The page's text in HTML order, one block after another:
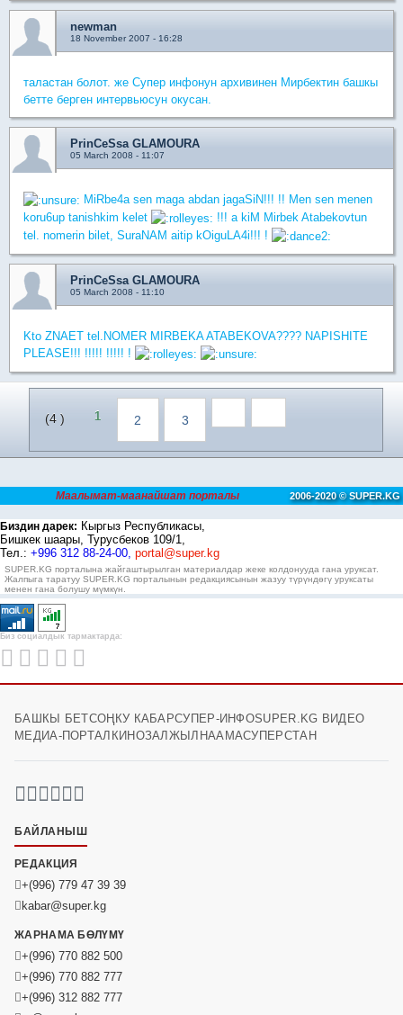
newman
18 November 2007 - 16:28
таластан болот. же Супер инфонун архивинен Мирбектин башкы
бетте берген интервьюсун окусан.
PrinCeSsa GLAMOURA
05 March 2008 - 11:07
MiRbe4a sen maga abdan jagaSiN!!! !! Men sen menen
koru6up tanishkim kelet
!!! a kiM Mirbek Atabekovtun
tel. nomerin bilet, SuraNAM aitip kOiguLA4i!!! !
PrinCeSsa GLAMOURA
05 March 2008 - 11:10
Kto ZNAET tel.NOMER MIRBEKA ATABEKOVA???? NAPISHITE
PLEASE!!! !!!!! !!!!! !
(4 ) 1 2 3
Маалымат-маанайшат порталы 2006-2020 © SUPER.KG
Биздин дарек: Кыргыз Республикасы,
Бишкек шаары, Турусбеков 109/1,
Тел.: +996 312 88-24-00, portal@super.kg
SUPER.KG порталына жайгаштырылган материалдар жеке колдонууда гана уруксат.
Жалпыга таратуу SUPER.KG порталынын редакциясынын жазуу түрүндөгү уруксаты
менен гана болушу мүмкүн.
Биз социалдык тармактарда:
БАШКЫ БЕТСОҢКУ КАБАРСУПЕР-ИНФОSUPER.KG ВИДЕО
МЕДИА-ПОРТАЛ КИНОЗАЛЖЫЛНААМАСУПЕРСТАН
БАЙЛАНЫШ
РЕДАКЦИЯ
+(996) 779 47 39 39
kabar@super.kg
ЖАРНАМА БӨЛҮМҮ
+(996) 770 882 500
+(996) 770 882 777
+(996) 312 882 777